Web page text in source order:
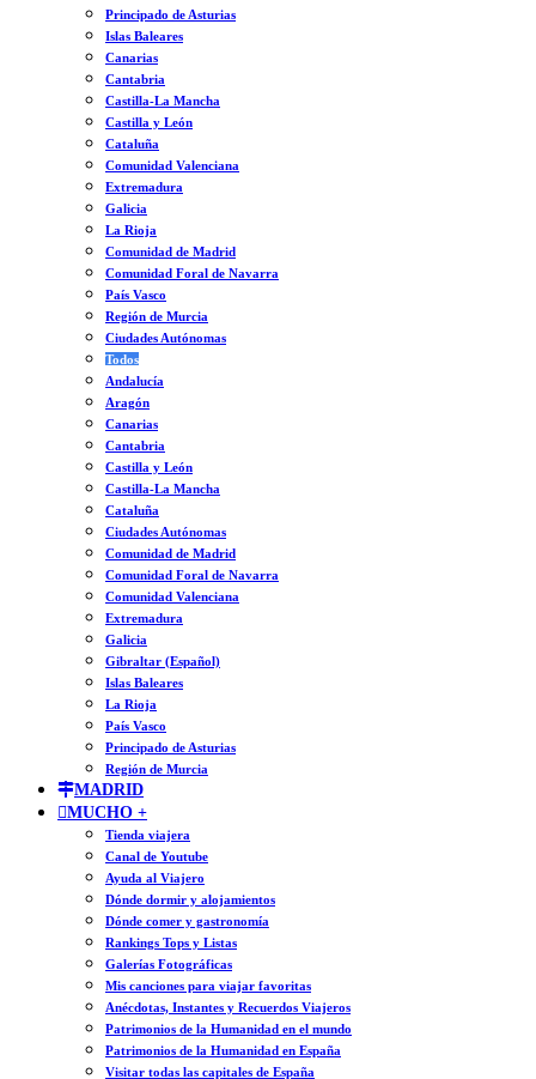
Principado de Asturias
Islas Baleares
Canarias
Cantabria
Castilla-La Mancha
Castilla y León
Cataluña
Comunidad Valenciana
Extremadura
Galicia
La Rioja
Comunidad de Madrid
Comunidad Foral de Navarra
País Vasco
Región de Murcia
Ciudades Autónomas
Todos
Andalucía
Aragón
Canarias
Cantabria
Castilla y León
Castilla-La Mancha
Cataluña
Ciudades Autónomas
Comunidad de Madrid
Comunidad Foral de Navarra
Comunidad Valenciana
Extremadura
Galicia
Gibraltar (Español)
Islas Baleares
La Rioja
País Vasco
Principado de Asturias
Región de Murcia
MADRID
MUCHO +
Tienda viajera
Canal de Youtube
Ayuda al Viajero
Dónde dormir y alojamientos
Dónde comer y gastronomía
Rankings Tops y Listas
Galerías Fotográficas
Mis canciones para viajar favoritas
Anécdotas, Instantes y Recuerdos Viajeros
Patrimonios de la Humanidad en el mundo
Patrimonios de la Humanidad en España
Visitar todas las capitales de España